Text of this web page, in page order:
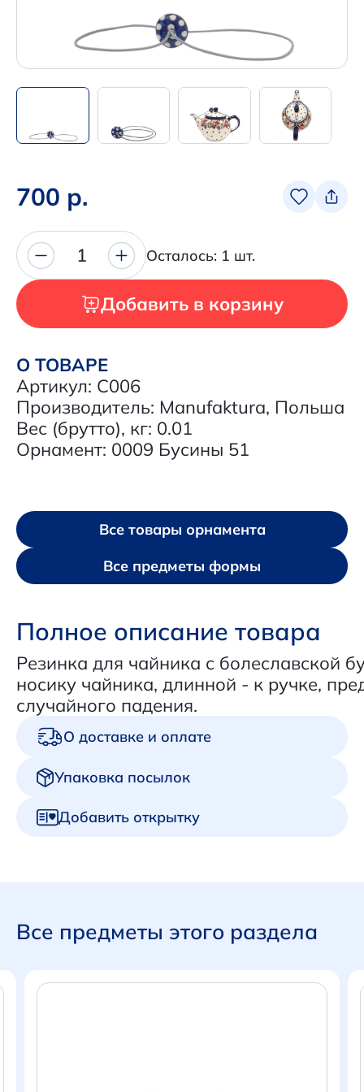
+7 (925) 294-91-85
,
+7 (926) 702-09-76
700 р.
О ТОВАРЕ
Артикул: C006
Производитель: Manufaktura, Польша
Вес (брутто), кг: 0.01
Орнамент: 0009 Бусины 51
1 Осталось: 1 шт.
Добавить в корзину
Все товары орнамента
Все предметы формы
Полное описание товара
Резинка для чайника с болеславской
носику чайника, длинной - к ручке,
случайного падения.
О доставке и оплате
Упаковка посылок
Добавить открытку
Все предметы этого раздела